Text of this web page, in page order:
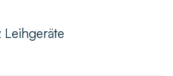
Leihgeräte